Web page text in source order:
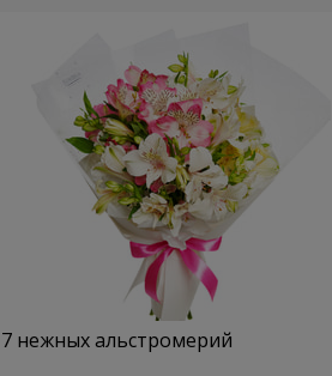
7 нежных альстромерий